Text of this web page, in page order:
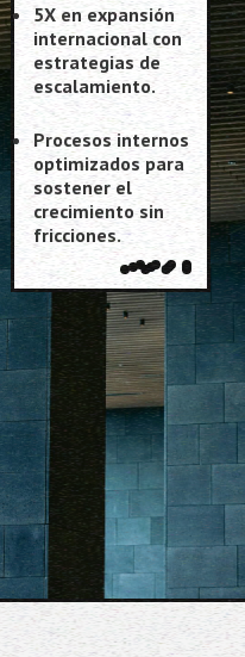
5X en expansión
internacional con
estrategias de
escalamiento.
Procesos internos
optimizados para
sostener el
crecimiento sin
fricciones.